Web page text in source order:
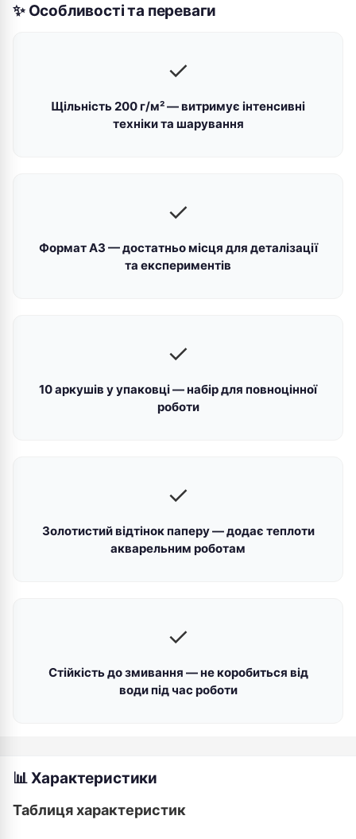
✨ Особливості та переваги
✓
Щільність 200 г/м² — витримує інтенсивні
техніки та шарування
✓
Формат А3 — достатньо місця для деталізації
та експериментів
✓
10 аркушів у упаковці — набір для повноцінної
роботи
✓
Золотистий відтінок паперу — додає теплоти
акварельним роботам
✓
Стійкість до змивання — не коробиться від
води під час роботи
📊 Характеристики
Таблиця характеристик